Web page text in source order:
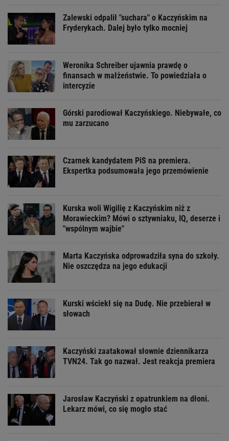
Zalewski odpalił "suchara" o Kaczyńskim na
Fryderykach. Dalej było tylko mocniej
Weronika Schreiber ujawnia prawdę o
finansach w małżeństwie. To powiedziała o
intercyzie
Górski parodiował Kaczyńskiego. Niebywałe, co
mu zarzucano
Czarnek kandydatem PiS na premiera.
Ekspertka podsumowała jego przemówienie
Kurska woli Wigilię z Kaczyńskim niż z
Morawieckim? Mówi o sztywniaku, IQ, deserze i
"wspólnym wajbie"
Marta Kaczyńska odprowadziła syna do szkoły.
Nie oszczędza na jego edukacji
Kurski wściekł się na Dudę. Nie przebierał w
słowach
Kaczyński zaatakował słownie dziennikarza
TVN24. Tak go nazwał. Jest reakcja premiera
Jarosław Kaczyński z opatrunkiem na dłoni.
Lekarz mówi, co się mogło stać